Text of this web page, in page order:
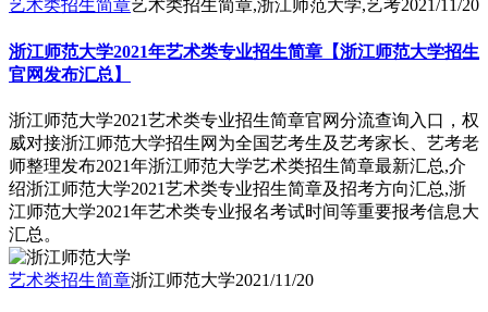
艺术类招生简章艺术类招生简章,浙江师范大学,艺考2021/11/20
浙江师范大学2021年艺术类专业招生简章【浙江师范大学招生
官网发布汇总】
浙江师范大学2021艺术类专业招生简章官网分流查询入口，权
威对接浙江师范大学招生网为全国艺考生及艺考家长、艺考老
师整理发布2021年浙江师范大学艺术类招生简章最新汇总,介
绍浙江师范大学2021艺术类专业招生简章及招考方向汇总,浙
江师范大学2021年艺术类专业报名考试时间等重要报考信息大
汇总。
艺术类招生简章浙江师范大学2021/11/20